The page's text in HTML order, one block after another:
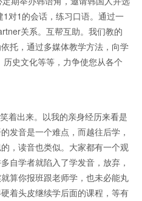
对1的会话，练习口语。通过一
关系。互帮互助。我们教的
托，通过多媒体教学方法，向学
史文化等等，力争使您从各个
着出来。以我的亲身经历来看是
发音是一个难点，而越往后学，
，读音也类似。大家都有一个观
自学者就陷入了学发音，放弃，
算你报班跟老师学，也未必能丸
着头皮继续学后面的课程，等有